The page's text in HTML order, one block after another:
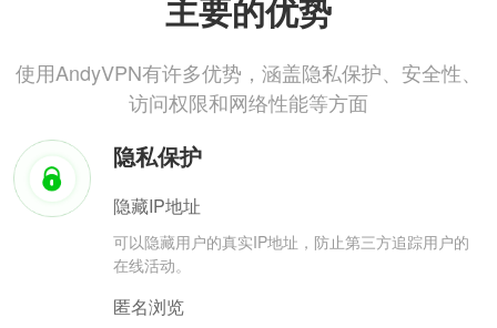
主要的优势
使用AndyVPN有许多优势，涵盖隐私保护、安全性、
访问权限和网络性能等方面
隐私保护
隐藏IP地址
可以隐藏用户的真实IP地址，防止第三方追踪用户的
在线活动。
匿名浏览